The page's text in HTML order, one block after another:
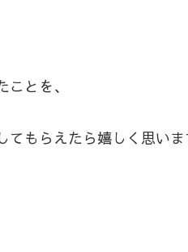
とを、
てもらえたら嬉しく思い